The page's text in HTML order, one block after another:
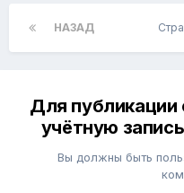
НАЗАД
Для публикации
учётную
Вы должны быть